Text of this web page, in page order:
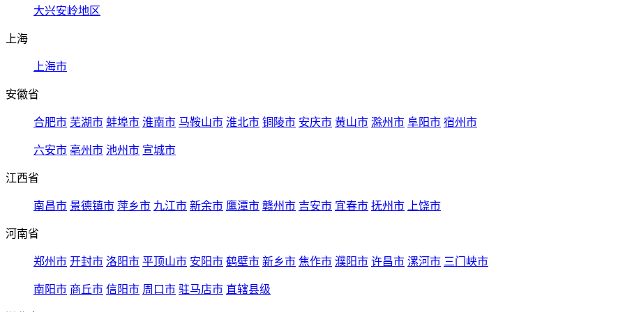
大兴安岭地区
上海
上海市
安徽省
合肥市 芜湖市 蚌埠市 淮南市 马鞍山市 淮北市 铜陵市 安庆市 黄山市 滁州市 阜阳市 宿州市
六安市 亳州市 池州市 宣城市
江西省
南昌市 景德镇市 萍乡市 九江市 新余市 鹰潭市 赣州市 吉安市 宜春市 抚州市 上饶市
河南省
郑州市 开封市 洛阳市 平顶山市 安阳市 鹤壁市 新乡市 焦作市 濮阳市 许昌市 漯河市 三门峡市
南阳市 商丘市 信阳市 周口市 驻马店市 直辖县级